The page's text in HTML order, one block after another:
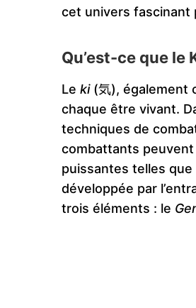
cet univers fascinant
Qu’est-ce que le
Le ki(気), également
chaque être vivant.
techniques de
combattants
puissantes telles
développée par
trois éléments : le